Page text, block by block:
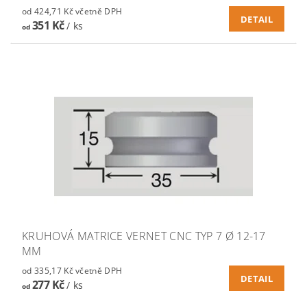
od 424,71 Kč včetně DPH
od351 Kč/ ks
DETAIL
KRUHOVÁ MATRICE VERNET CNC TYP 7 Ø 12-17
MM
od 335,17 Kč včetně DPH
od277 Kč/ ks
DETAIL